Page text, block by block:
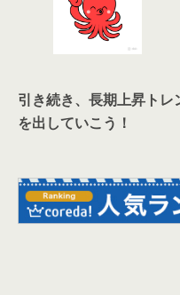
引き続き、長期上昇ト
を出していこう！